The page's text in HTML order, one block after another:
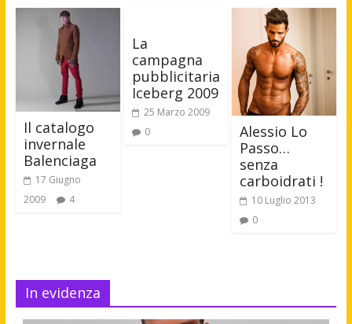
Il catalogo
invernale
Balenciaga
17 Giugno
2009
4
La
campagna
pubblicitaria
Iceberg 2009
25 Marzo 2009
0
Alessio Lo
Passo…
senza
carboidrati !
10 Luglio 2013
0
In evidenza